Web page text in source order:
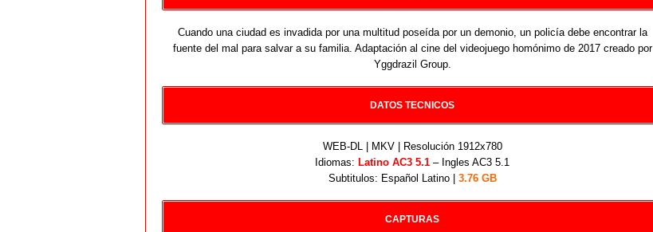
Cuando una ciudad es invadida por una multitud poseída por un demonio, un policía debe encontrar la
fuente del mal para salvar a su familia. Adaptación al cine del videojuego homónimo de 2017 creado por
Yggdrazil Group.
DATOS TECNICOS
WEB-DL | MKV | Resolución 1912x780
Idiomas: Latino AC3 5.1 – Ingles AC3 5.1
Subtitulos: Español Latino | 3.76 GB
CAPTURAS